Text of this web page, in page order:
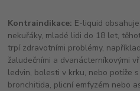
Kontraindikace: E-liquid
nekuřáky, mladé lidi do 18 let,
trpí zdravotními problémy,
žaludečními a dvanácterníkovými
ledvin, bolesti v krku, nebo potíže
bronchitida, plicní emfyzém nebo